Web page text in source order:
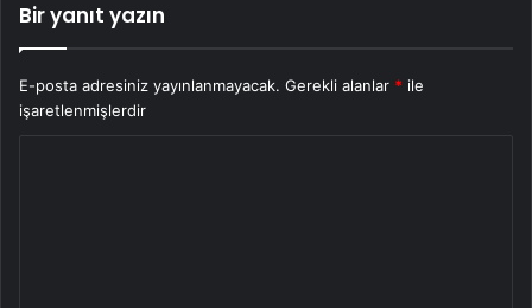
Bir yanıt yazın
E-posta adresiniz yayınlanmayacak. Gerekli alanlar * ile
işaretlenmişlerdir